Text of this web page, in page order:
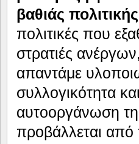
βαθιάς
πολιτικές που
στρατιές
απαντάμε
συλλογικότητα
αυτοοργάνωση
προβάλλεται από